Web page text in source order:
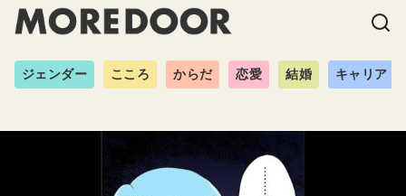
ジェンダー こころ からだ 恋愛 結婚 キャリア